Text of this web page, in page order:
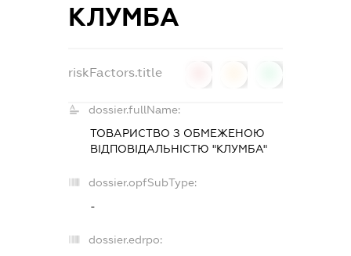
КЛУМБА
riskFactors.title
dossier.fullName:
ТОВАРИСТВО З ОБМЕЖЕНОЮ
ВІДПОВІДАЛЬНІСТЮ "КЛУМБА"
dossier.opfSubType:
-
dossier.edrpo: